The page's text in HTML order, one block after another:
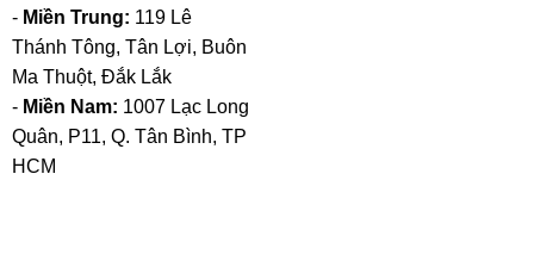
- Miền Trung: 119 Lê
Thánh Tông, Tân Lợi, Buôn
Ma Thuột, Đắk Lắk
- Miền Nam: 1007 Lạc Long
Quân, P11, Q. Tân Bình, TP
HCM